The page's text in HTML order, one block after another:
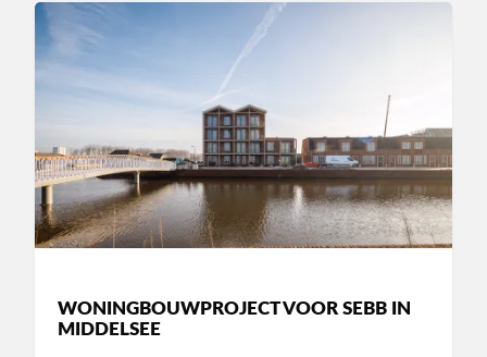
WONINGBOUWPROJECT VOOR SEBB IN
MIDDELSEE